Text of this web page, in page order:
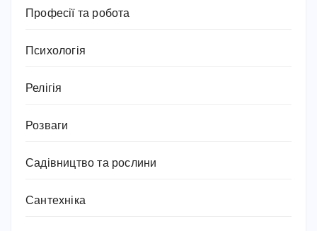
Професії та робота
Психологія
Релігія
Розваги
Садівництво та рослини
Сантехніка